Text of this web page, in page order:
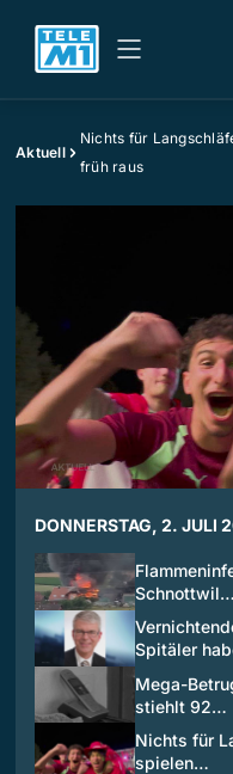
Aktuell
Nichts für
früh raus
DONNERSTAG, 2. JULI
Schnottwil…
Spitäler
Mega-
stiehlt 92…
Nichts für
spielen…